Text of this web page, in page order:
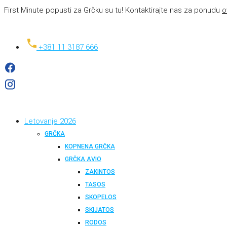
First Minute popusti za Grčku su tu! Kontaktirajte nas za ponudu
+381 11 3187 666
Letovanje 2026
GRČKA
KOPNENA GRČKA
GRČKA AVIO
ZAKINTOS
TASOS
SKOPELOS
SKIJATOS
RODOS